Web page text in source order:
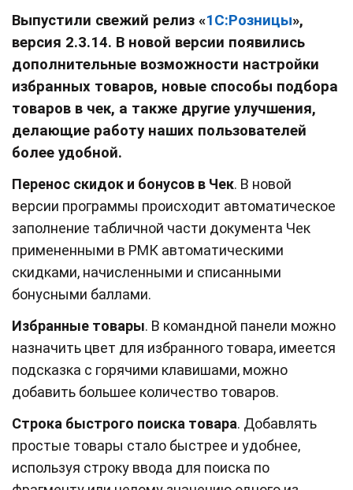
Выпустили свежий релиз «1С:Розницы»,
версия 2.3.14. В новой версии появились
дополнительные возможности настройки
избранных товаров, новые способы подбора
товаров в чек, а также другие улучшения,
делающие работу наших пользователей
более удобной.
Перенос скидок и бонусов в Чек. В новой
версии программы происходит автоматическое
заполнение табличной части документа Чек
примененными в РМК автоматическими
скидками, начисленными и списанными
бонусными баллами.
Избранные товары. В командной панели можно
назначить цвет для избранного товара, имеется
подсказка с горячими клавишами, можно
добавить большее количество товаров.
Строка быстрого поиска товара. Добавлять
простые товары стало быстрее и удобнее,
используя строку ввода для поиска по